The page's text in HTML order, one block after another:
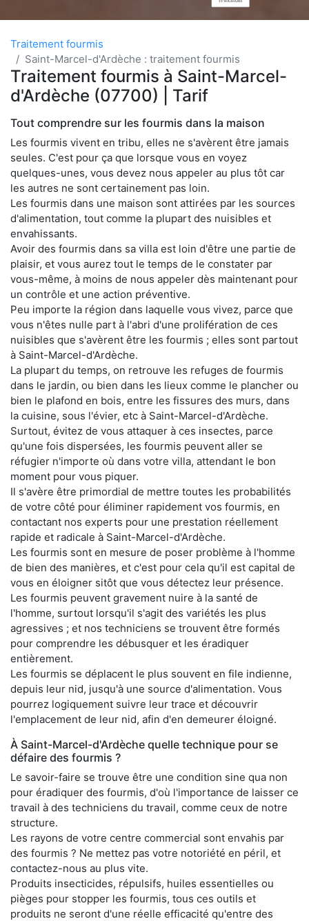
Traitement fourmis
Saint-Marcel-d'Ardèche : traitement fourmis
Traitement fourmis à Saint-Marcel-
d'Ardèche (07700) | Tarif
Tout comprendre sur les fourmis dans la maison
Les fourmis vivent en tribu, elles ne s'avèrent être jamais
seules. C'est pour ça que lorsque vous en voyez
quelques-unes, vous devez nous appeler au plus tôt car
les autres ne sont certainement pas loin.
Les fourmis dans une maison sont attirées par les sources
d'alimentation, tout comme la plupart des nuisibles et
envahissants.
Avoir des fourmis dans sa villa est loin d'être une partie de
plaisir, et vous aurez tout le temps de le constater par
vous-même, à moins de nous appeler dès maintenant pour
un contrôle et une action préventive.
Peu importe la région dans laquelle vous vivez, parce que
vous n'êtes nulle part à l'abri d'une prolifération de ces
nuisibles que s'avèrent être les fourmis ; elles sont partout
à Saint-Marcel-d'Ardèche.
La plupart du temps, on retrouve les refuges de fourmis
dans le jardin, ou bien dans les lieux comme le plancher ou
bien le plafond en bois, entre les fissures des murs, dans
la cuisine, sous l'évier, etc à Saint-Marcel-d'Ardèche.
Surtout, évitez de vous attaquer à ces insectes, parce
qu'une fois dispersées, les fourmis peuvent aller se
réfugier n'importe où dans votre villa, attendant le bon
moment pour vous piquer.
Il s'avère être primordial de mettre toutes les probabilités
de votre côté pour éliminer rapidement vos fourmis, en
contactant nos experts pour une prestation réellement
rapide et radicale à Saint-Marcel-d'Ardèche.
Les fourmis sont en mesure de poser problème à l'homme
de bien des manières, et c'est pour cela qu'il est capital de
vous en éloigner sitôt que vous détectez leur présence.
Les fourmis peuvent gravement nuire à la santé de
l'homme, surtout lorsqu'il s'agit des variétés les plus
agressives ; et nos techniciens se trouvent être formés
pour comprendre les débusquer et les éradiquer
entièrement.
Les fourmis se déplacent le plus souvent en file indienne,
depuis leur nid, jusqu'à une source d'alimentation. Vous
pourrez logiquement suivre leur trace et découvrir
l'emplacement de leur nid, afin d'en demeurer éloigné.
À Saint-Marcel-d'Ardèche quelle technique pour se
défaire des fourmis ?
Le savoir-faire se trouve être une condition sine qua non
pour éradiquer des fourmis, d'où l'importance de laisser ce
travail à des techniciens du travail, comme ceux de notre
structure.
Les rayons de votre centre commercial sont envahis par
des fourmis ? Ne mettez pas votre notoriété en péril, et
contactez-nous au plus vite.
Produits insecticides, répulsifs, huiles essentielles ou
pièges pour stopper les fourmis, tous ces outils et
produits ne seront d'une réelle efficacité qu'entre des